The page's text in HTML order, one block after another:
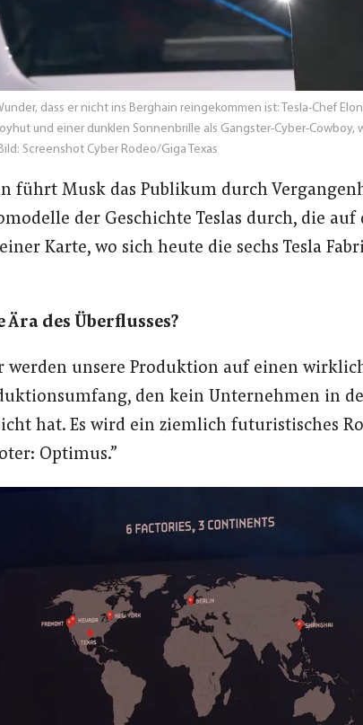
dass er nicht ins Berghain reingekommen ist: Tesla-Chef
und einer dunklen Sonnenbrille als Gangster-Cyber-Cowboy,
Bild: Screenshot Cyber Rodeo/Giga Texas
führt Musk das Publikum durch
der Geschichte Teslas durch, die
Karte, wo sich heute die sechs Tesla
Ära des Überflusses?
werden unsere Produktion auf einen
den kein Unternehmen in
hat. Es wird ein ziemlich futuristisches
Optimus.”